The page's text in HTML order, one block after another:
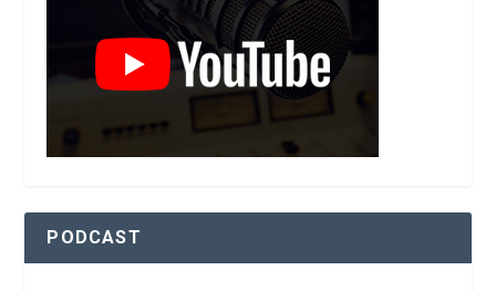
PODCAST